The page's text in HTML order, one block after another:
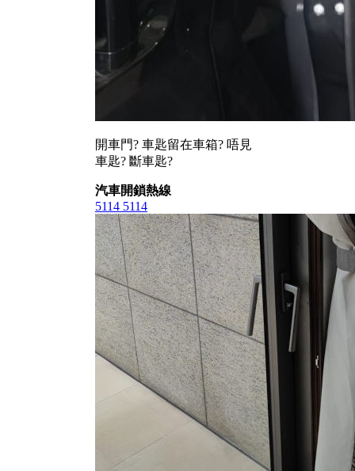
開車門? 車匙留在車箱? 唔見
車匙? 斷車匙?
汽車開鎖熱線
5114 5114